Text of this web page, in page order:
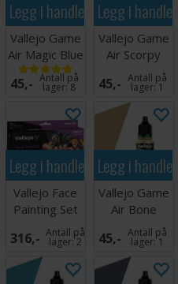
Legg i handlekurven
Vallejo Game
Air Magic Blue
45,- Antall på
lager:8
Legg i
Vallejo Game
Air Scorpy
Green
45,- Antall på
lager:1
Legg i handlekurven
Vallejo Face
Painting Set
316,- Antall på
lager:2
Legg i
Vallejo Game
Air Bone
White
45,- Antall på
lager:1